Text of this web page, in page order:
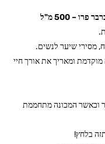
מסירי שיער לנשים.
ומאריך את אורך חיי
וכאשר המכונה מתחממת
בלחץ!